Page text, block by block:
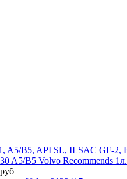
A5/B5 Volvo Recommends 1л.